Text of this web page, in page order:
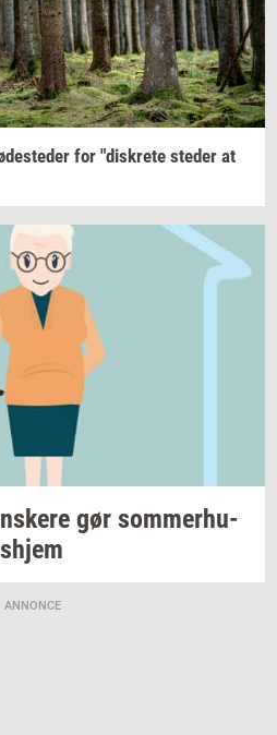
for "diskre­te ste­der at
gør som­mer­hu­
ANNONCE